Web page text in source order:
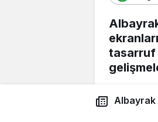
tasarruf